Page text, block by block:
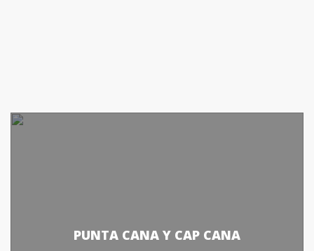
PUNTA CANA Y CAP CANA